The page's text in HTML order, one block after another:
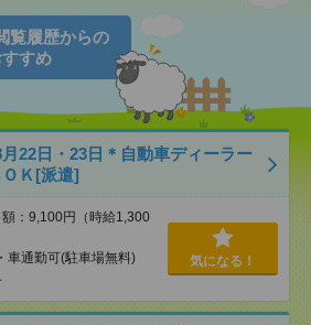
覧履歴からの
すめ
月22日・23日＊自動車ディーラー
Ｋ[派遣]
：9,100円（時給1,300
車通勤可(駐車場無料)
気になる！